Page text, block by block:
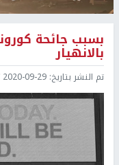
بسبب جائحة
بالانهيار
تم النشر بتاريخ: 2020-09-29 18:37